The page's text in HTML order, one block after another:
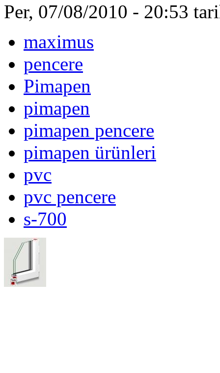
Per, 07/08/2010 - 20:53
maximus
pencere
Pimapen
pimapen
pimapen pencere
pimapen ürünleri
pvc
pvc pencere
s-700